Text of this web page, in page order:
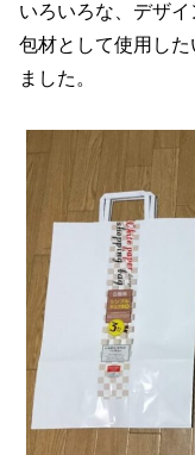
いろいろな、デザ
包材として使用し
ました。